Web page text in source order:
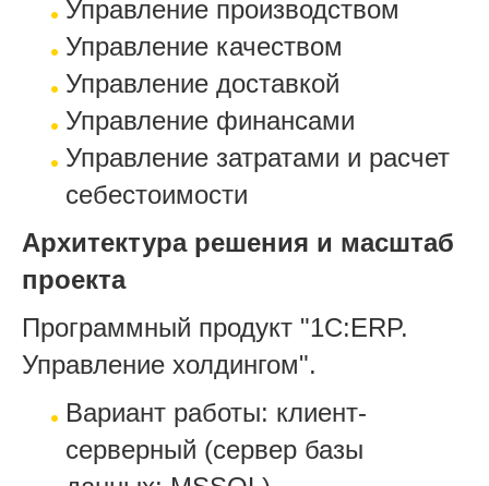
Управление производством
Управление качеством
Управление доставкой
Управление финансами
Управление затратами и расчет
себестоимости
Архитектура решения и масштаб
проекта
Программный продукт "1С:ERP.
Управление холдингом".
Вариант работы: клиент-
серверный (сервер базы